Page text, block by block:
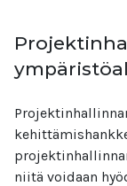
niitä voidaan